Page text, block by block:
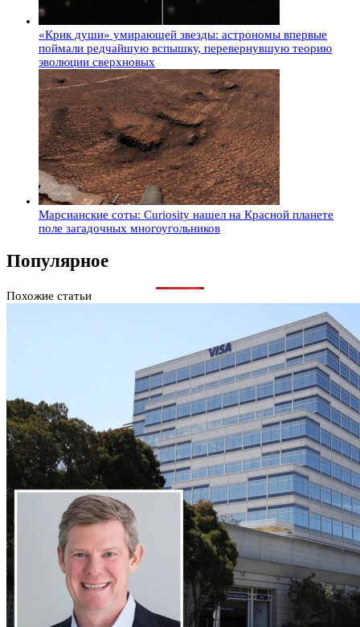
«Крик души» умирающей звезды: астрономы впервые
поймали редчайшую вспышку, перевернувшую теорию
эволюции сверхновых
Марсианские соты: Curiosity нашел на Красной планете
поле загадочных многоугольников
Популярное
Похожие статьи